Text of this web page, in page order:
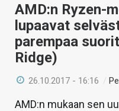
AMD:n Ryzen-
lupaavat
parempaa
Ridge)
26.10.2017 - 16:16 /
AMD:n mukaan sen